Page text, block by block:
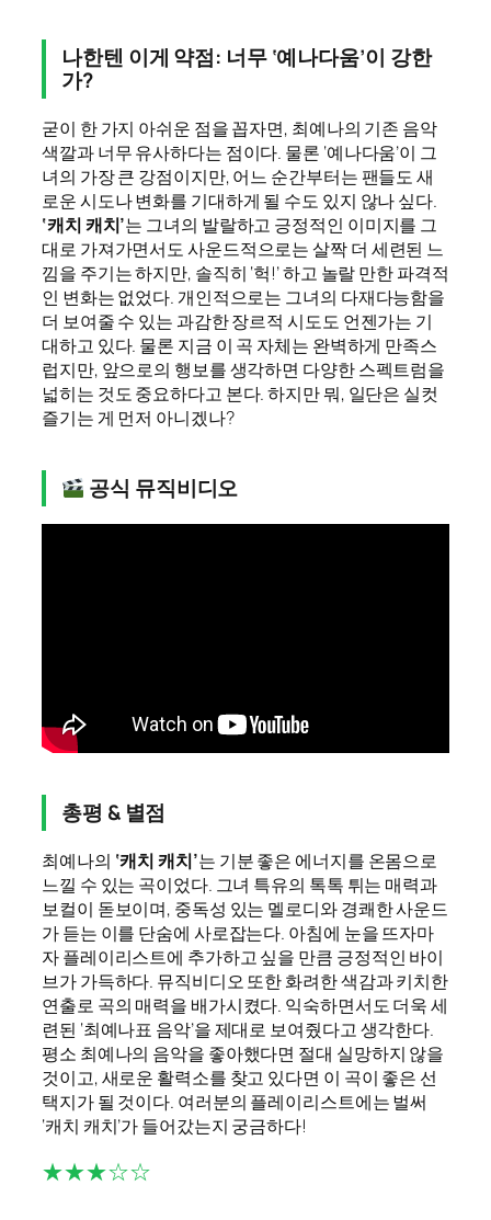
나한텐 이게 약점: 너무 ‘예나다움’이 강한
가?
굳이 한 가지 아쉬운 점을 꼽자면, 최예나의 기존 음악
색깔과 너무 유사하다는 점이다. 물론 ‘예나다움’이 그
녀의 가장 큰 강점이지만, 어느 순간부터는 팬들도 새
로운 시도나 변화를 기대하게 될 수도 있지 않나 싶다.
‘캐치 캐치’는 그녀의 발랄하고 긍정적인 이미지를 그
대로 가져가면서도 사운드적으로는 살짝 더 세련된 느
낌을 주기는 하지만, 솔직히 ‘헉!’ 하고 놀랄 만한 파격적
인 변화는 없었다. 개인적으로는 그녀의 다재다능함을
더 보여줄 수 있는 과감한 장르적 시도도 언젠가는 기
대하고 있다. 물론 지금 이 곡 자체는 완벽하게 만족스
럽지만, 앞으로의 행보를 생각하면 다양한 스펙트럼을
넓히는 것도 중요하다고 본다. 하지만 뭐, 일단은 실컷
즐기는 게 먼저 아니겠나?
공식 뮤직비디오
총평 & 별점
최예나의 ‘캐치 캐치’는 기분 좋은 에너지를 온몸으로
느낄 수 있는 곡이었다. 그녀 특유의 톡톡 튀는 매력과
보컬이 돋보이며, 중독성 있는 멜로디와 경쾌한 사운드
가 듣는 이를 단숨에 사로잡는다. 아침에 눈을 뜨자마
자 플레이리스트에 추가하고 싶을 만큼 긍정적인 바이
브가 가득하다. 뮤직비디오 또한 화려한 색감과 키치한
연출로 곡의 매력을 배가시켰다. 익숙하면서도 더욱 세
련된 ‘최예나표 음악’을 제대로 보여줬다고 생각한다.
평소 최예나의 음악을 좋아했다면 절대 실망하지 않을
것이고, 새로운 활력소를 찾고 있다면 이 곡이 좋은 선
택지가 될 것이다. 여러분의 플레이리스트에는 벌써
‘캐치 캐치’가 들어갔는지 궁금하다!
★★★☆☆